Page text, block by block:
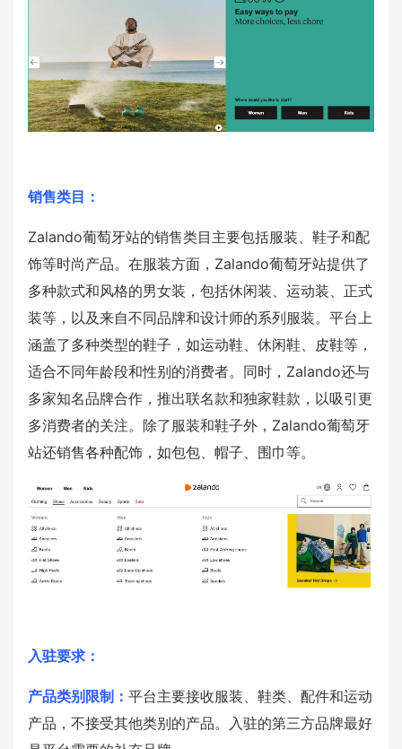
销售类目：
Zalando葡萄牙站的销售类目主要包括服装、鞋子和配
饰等时尚产品。在服装方面，Zalando葡萄牙站提供了
多种款式和风格的男女装，包括休闲装、运动装、正式
装等，以及来自不同品牌和设计师的系列服装。平台上
涵盖了多种类型的鞋子，如运动鞋、休闲鞋、皮鞋等，
适合不同年龄段和性别的消费者。同时，Zalando还与
多家知名品牌合作，推出联名款和独家鞋款，以吸引更
多消费者的关注。除了服装和鞋子外，Zalando葡萄牙
站还销售各种配饰，如包包、帽子、围巾等。
入驻要求：
产品类别限制： 平台主要接收服装、鞋类、配件和运动
产品，不接受其他类别的产品。入驻的第三方品牌最好